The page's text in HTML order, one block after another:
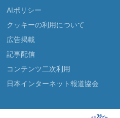
AIポリシー
クッキーの利用について
広告掲載
記事配信
コンテンツ二次利用
日本インターネット報道協会